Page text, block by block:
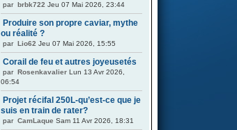
par brbk722 Jeu 07 Mai 2026, 23:44
Produire son propre caviar, mythe
ou réalité ?
par Lio62 Jeu 07 Mai 2026, 15:55
Corail de feu et autres joyeusetés
par Rosenkavalier Lun 13 Avr 2026,
06:54
Projet récifal 250L-qu’est-ce que je
suis en train de rater?
par CamLaque Sam 11 Avr 2026, 18:31